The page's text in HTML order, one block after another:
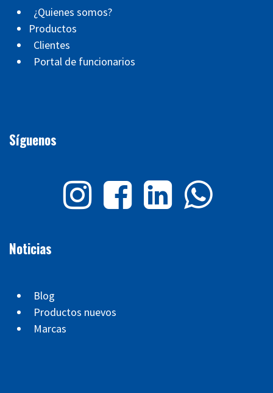
¿Quienes somos?
Productos
Clientes
Portal de funcionarios
Síguenos
Noticias
Blog
Productos nuevos
Marcas